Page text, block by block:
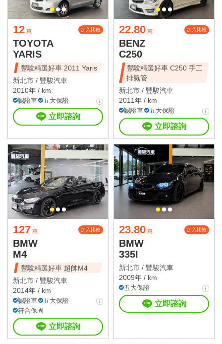
12 萬 加入比較
TOYOTA
YARIS
豐駿精選好車 2011 Yaris
新北市 / 豐駿汽車
2010年 / km
認證車 五大保證
立即諮詢
22.80 萬 加入比較
BENZ
C250
豐駿精選好車 C250 手工
排氣管
新北市 / 豐駿汽車
2011年 / km
認證車 五大保證
立即諮詢
127 萬 加入比較
BMW
M4
豐駿精選好車 超帥M4
新北市 / 豐駿汽車
2014年 / km
認證車
五大保證
符合保固
立即諮詢
23.80 萬 加入比較
BMW
335I
新北市 / 豐駿汽車
2009年 / km
五大保證
立即諮詢